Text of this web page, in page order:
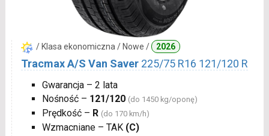
/ Klasa ekonomiczna / Nowe / 2026
Tracmax A/S Van Saver 225/75 R16 121/120 R
Gwarancja – 2 lata
Nośność – 121/120 (do 1450 kg/oponę)
Prędkość – R (do 170 km/h)
Wzmacniane – TAK (C)